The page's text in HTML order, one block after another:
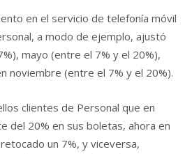
en el servicio de telefonía móvil
a modo de ejemplo, ajustó
mayo (entre el 7% y el 20%),
noviembre (entre el 7% y el 20%).
clientes de Personal que en
del 20% en sus boletas, ahora en
un 7%, y viceversa,